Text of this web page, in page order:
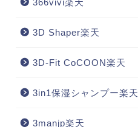
366vivi楽天
3D Shaper楽天
3D-Fit CoCOON楽天
3in1保湿シャンプー楽天
3manjp楽天